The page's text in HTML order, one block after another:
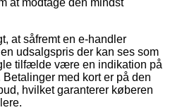
at såfremt en e-handler
udsalgspris der kan ses som
tilfælde være en indikation på
med kort er på den
hvilket garanterer køberen